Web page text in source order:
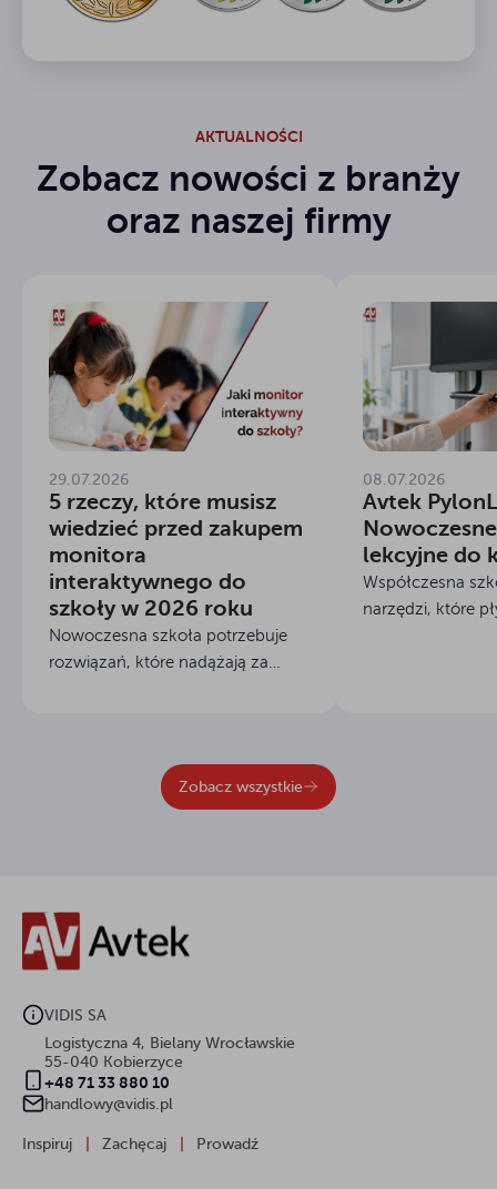
AKTUALNOŚCI
Zobacz nowości z branży
oraz naszej firmy
29.07.2026
5 rzeczy, które musisz
wiedzieć przed zakupem
monitora
interaktywnego do
szkoły w 2026 roku
Nowoczesna szkoła potrzebuje
rozwiązań, które nadążają za
wybór odpowiedniego sprzętu
bywa wyzwaniem....
08.07.2026
Avtek
lekcyjne do
Współczesna
narzędzi, które
Zobacz wszystkie
VIDIS SA
Logistyczna 4, Bielany Wrocławskie
55-040 Kobierzyce
+48 71 33 880 10
handlowy@vidis.pl
Inspiruj Zachęcaj Prowadź